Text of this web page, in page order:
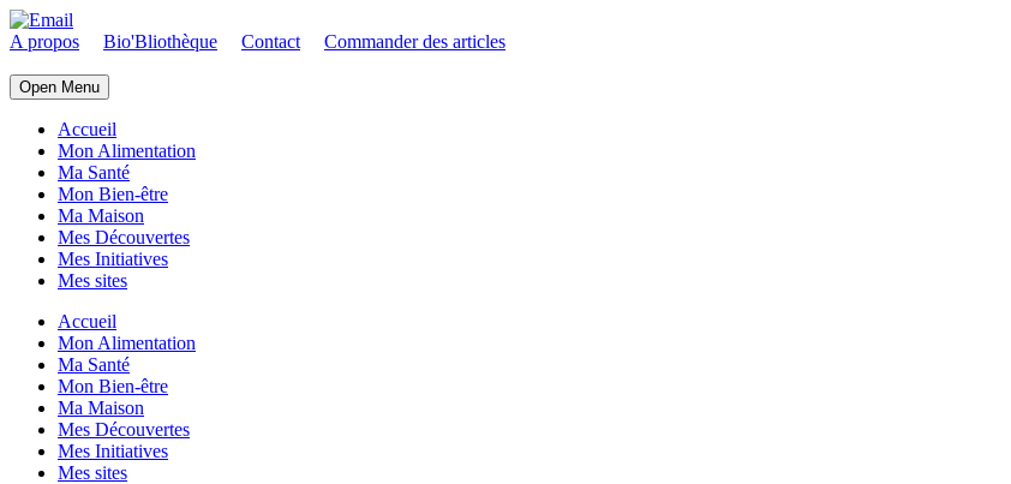
A propos Bio'Bliothèque Contact Commander des articles
Open Menu
Accueil
Mon Alimentation
Ma Santé
Mon Bien-être
Ma Maison
Mes Découvertes
Mes Initiatives
Mes sites
Accueil
Mon Alimentation
Ma Santé
Mon Bien-être
Ma Maison
Mes Découvertes
Mes Initiatives
Mes sites